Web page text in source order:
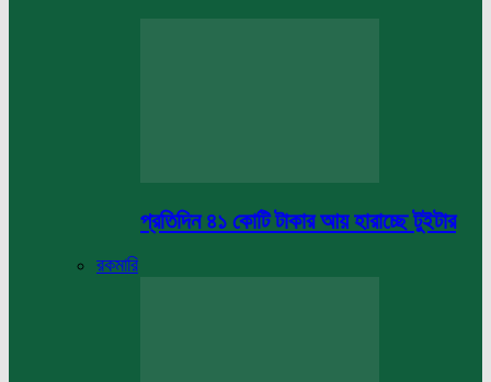
প্রতিদিন ৪১ কোটি টাকার আয় হারাচ্ছে টুইটার
রকমারি